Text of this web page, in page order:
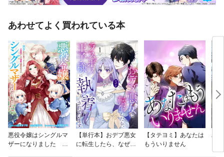
あわせてよく買われている本
悪役令嬢はシングルマ
ザーになりました 双
【単行本】おデブ悪女
に転生したら、なぜか
【タテヨミ】あなたは
もういりません
バ
今